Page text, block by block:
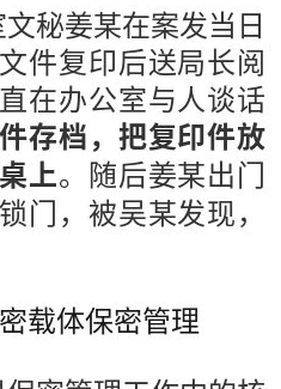
秘姜某在案发当日
件复印后送局长阅
在办公室与人谈话
存档，把复印件放
上。随后姜某出门
门，被吴某发现，
载体保密管理